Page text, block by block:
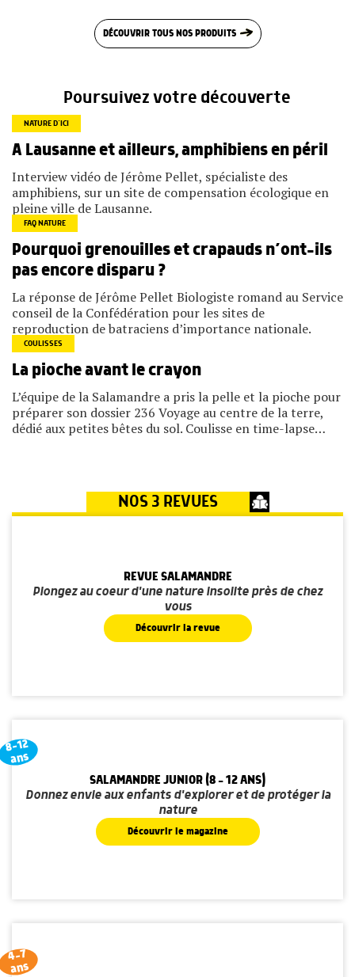
DÉCOUVRIR TOUS NOS PRODUITS
Poursuivez votre découverte
NATURE D’ICI
A Lausanne et ailleurs, amphibiens en péril
Interview vidéo de Jérôme Pellet, spécialiste des
amphibiens, sur un site de compensation écologique en
pleine ville de Lausanne.
FAQ NATURE
Pourquoi grenouilles et crapauds n’ont-ils
pas encore disparu ?
La réponse de Jérôme Pellet Biologiste romand au Service
conseil de la Confédération pour les sites de
reproduction de batraciens d’importance nationale.
COULISSES
La pioche avant le crayon
L’équipe de la Salamandre a pris la pelle et la pioche pour
préparer son dossier 236 Voyage au centre de la terre,
dédié aux petites bêtes du sol. Coulisse en time-lapse…
NOS 3 REVUES
REVUE SALAMANDRE
Plongez au coeur d'une nature insolite près de chez
vous
Découvrir la revue
8-12
ans
SALAMANDRE JUNIOR (8 - 12 ANS)
Donnez envie aux enfants d'explorer et de protéger la
nature
Découvrir le magazine
4-7
ans